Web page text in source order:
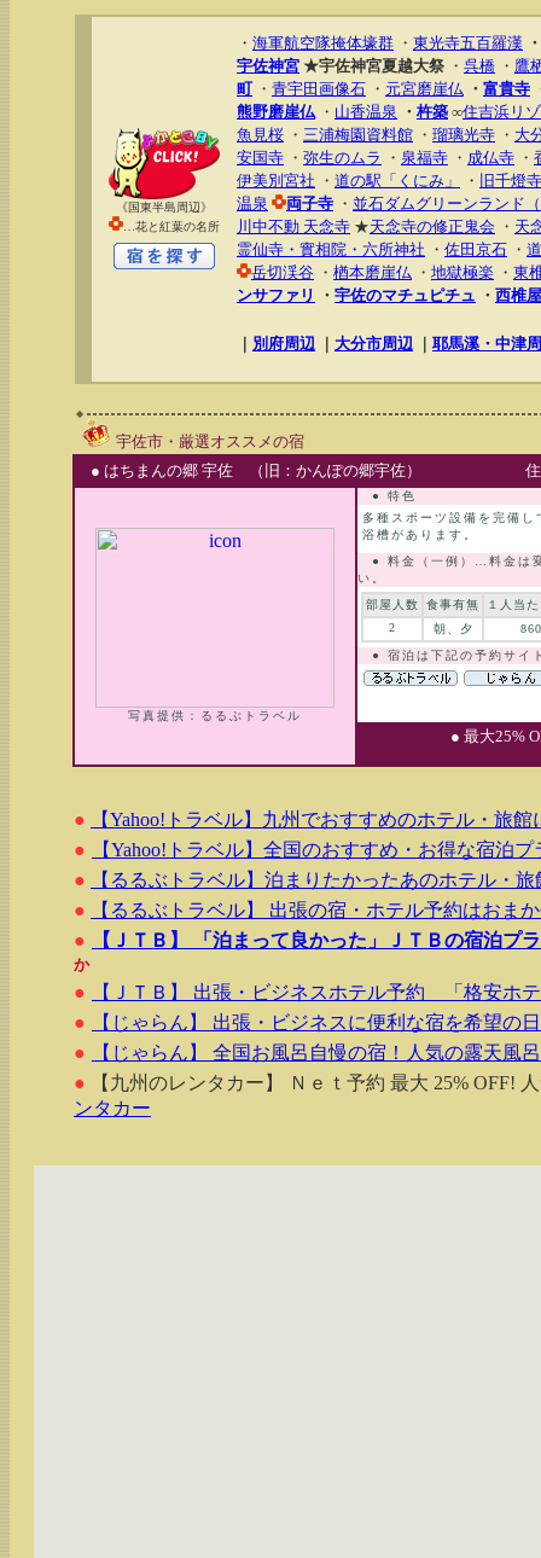
《国東半島周辺》
…花と紅葉の名所
・ 海軍航空隊掩体壕群 ・ 東光寺五百羅漢 ・
宇佐神宮 ★宇佐神宮夏越大祭 ・ 呉橋 ・ 鷹
町・ 青宇田画像石 ・ 元宮磨崖仏 ・ 富貴寺
熊野磨崖仏・ 山香温泉 ・ 杵築 ∞住吉浜リ
魚見桜 ・ 三浦梅園資料館 ・ 瑠璃光寺 ・ 大
安国寺 ・ 弥生のムラ ・ 泉福寺 ・ 成仏寺 ・
伊美別宮社 ・ 道の駅「くにみ」 ・
旧千燈
温泉
両子寺 ・ 並石ダムグリーンランド
川中不動 天念寺 ★天念寺の修正鬼会 ・ 天
霊仙寺・實相院・六所神社 ・ 佐田京石 ・
岳切渓谷 ・ 楢本磨崖仏 ・ 地獄極楽 ・ 東
ンサファリ
・ 宇佐のマチュピチュ ・ 西椎
別府周辺 大分市周辺 耶馬溪・中津
宇佐市・厳選オススメの宿
● はちまんの郷 宇佐 （旧：かんぽの郷宇佐）
写真提供：るるぶトラベル
● 特色
多種スポーツ設備を完備
浴槽があります。
● 料金（一例）…料金は変
い。
部屋人数
食事有無
１人当
2
朝、夕
● 宿泊は下記の予約サイ
● 最大25%
●
【Yahoo!トラベル】九州でおすすめのホテル・旅館
●
【Yahoo!トラベル】全国のおすすめ・お得な宿泊プ
●
【るるぶトラベル】泊まりたかったあのホテル・旅
●
【るるぶトラベル】 出張の宿・ホテル予約はおま
●
【ＪＴＢ】 「泊まって良かった」ＪＴＢの宿泊プ
か
●
【ＪＴＢ】 出張・ビジネスホテル予約 「格安ホ
●
【じゃらん】 出張・ビジネスに便利な宿を希望の
●
【じゃらん】 全国お風呂自慢の宿！人気の露天風
● 【九州のレンタカー】 Ｎｅｔ予約 最大 25% OFF!
ンタカー